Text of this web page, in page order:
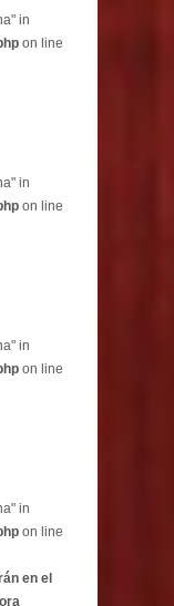
in
on line
in
on line
in
on line
in
on line
en el